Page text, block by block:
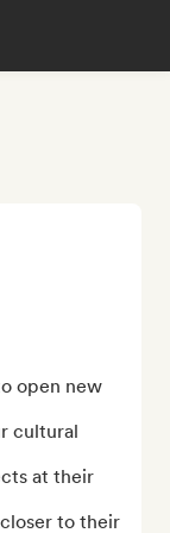
open new
cultural
at their
to their